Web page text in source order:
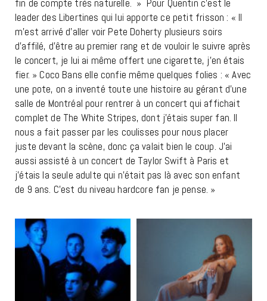
fin de compte très naturelle. » Pour Quentin c’est le
leader des Libertines qui lui apporte ce petit frisson : « Il
m’est arrivé d’aller voir Pete Doherty plusieurs soirs
d’affilé, d’être au premier rang et de vouloir le suivre après
le concert, je lui ai même offert une cigarette, j’en étais
fier. » Coco Bans elle confie même quelques folies : « Avec
une pote, on a inventé toute une histoire au gérant d’une
salle de Montréal pour rentrer à un concert qui affichait
complet de The White Stripes, dont j’étais super fan. Il
nous a fait passer par les coulisses pour nous placer
juste devant la scène, donc ça valait bien le coup. J’ai
aussi assisté à un concert de Taylor Swift à Paris et
j’étais la seule adulte qui n’était pas là avec son enfant
de 9 ans. C’est du niveau hardcore fan je pense. »